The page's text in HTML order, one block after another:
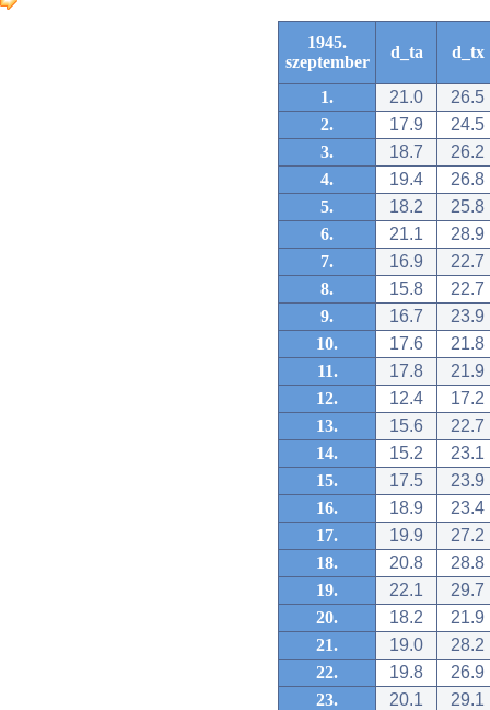
1945.
szeptember
d_ta d_tx
1. 21.0
26.5
2.
17.9
24.5
3.
18.7
26.2
4.
19.4
26.8
5.
18.2
25.8
6.
21.1
28.9
7.
16.9
22.7
8.
15.8
22.7
9.
16.7
23.9
10.
17.6
21.8
11.
17.8
21.9
12.
12.4
17.2
13.
15.6
22.7
14.
15.2
23.1
15.
17.5
23.9
16.
18.9
23.4
17.
19.9
27.2
18.
20.8
28.8
19.
22.1
29.7
20.
18.2
21.9
21.
19.0
28.2
22.
19.8
26.9
23.
20.1
29.1